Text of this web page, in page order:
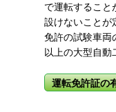
で運転すること
設けないことが
免許の試験車両
以上の大型自動
運転免許証の